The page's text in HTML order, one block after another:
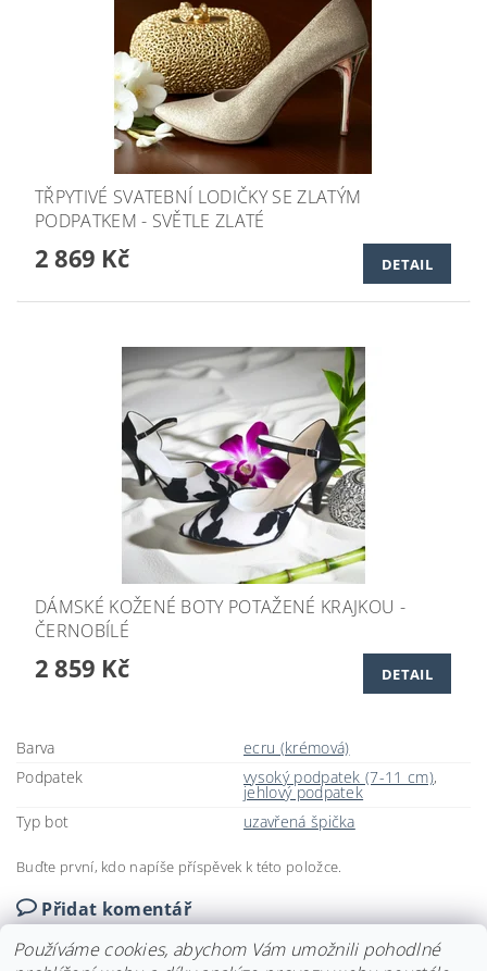
TŘPYTIVÉ SVATEBNÍ LODIČKY SE ZLATÝM
PODPATKEM - SVĚTLE ZLATÉ
2 869 Kč DETAIL
DÁMSKÉ KOŽENÉ BOTY POTAŽENÉ KRAJKOU -
ČERNOBÍLÉ
2 859 Kč DETAIL
Barva
ecru (krémová)
Podpatek
vysoký podpatek (7-11 cm),
jehlový podpatek
Typ bot
uzavřená špička
Buďte první, kdo napíše příspěvek k této položce.
Přidat komentář
Používáme cookies, abychom Vám umožnili pohodlné